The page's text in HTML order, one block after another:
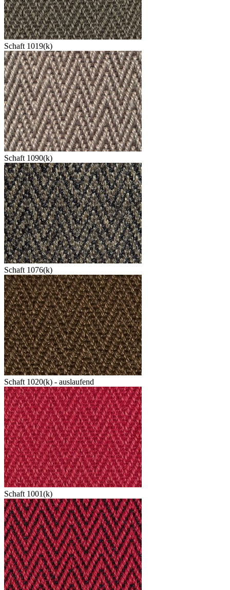
Schaft 1019(k)
Schaft 1090(k)
Schaft 1076(k)
Schaft 1020(k) - auslaufend
Schaft 1001(k)